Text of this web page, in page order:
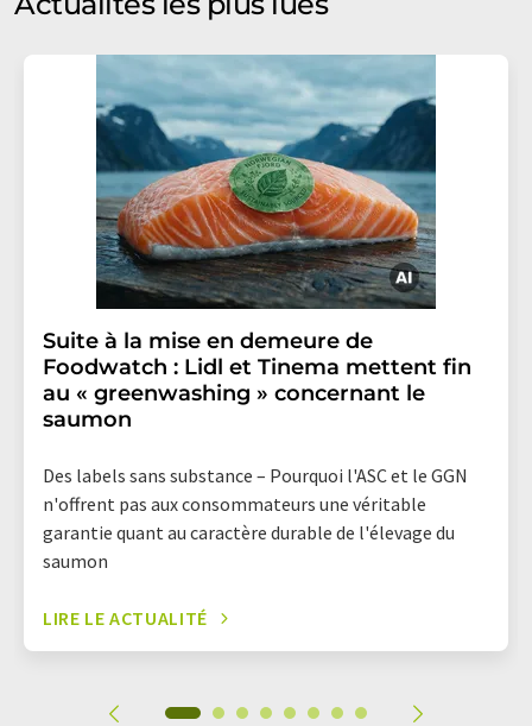
votre consentement sans indication de motifs à
Allemagne ou par e-mail à
revoke@lumitos.com
effet pour l'avenir. De plus, chaque courriel contient un
lien pour se désabonner de la newsletter
correspondante.
Suite à la mise en demeure de
Foodwatch : Lidl et Tinema mettent fin
au « greenwashing » concernant le
saumon
Des labels sans substance – Pourquoi l'ASC et le GGN
n'offrent pas aux consommateurs une véritable
garantie quant au caractère durable de l'élevage du
saumon
LIRE LE ACTUALITÉ